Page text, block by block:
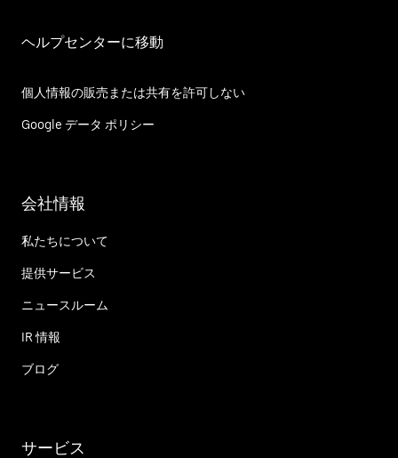
ヘルプセンターに移動
個人情報の販売または共有を許可しない
Google データ ポリシー
会社情報
私たちについて
提供サービス
ニュースルーム
IR 情報
ブログ
サービス